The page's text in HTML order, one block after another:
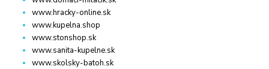
www.hracky-online.sk
www.kupelna.shop
www.stonshop.sk
www.sanita-kupelne.sk
www.skolsky-batoh.sk